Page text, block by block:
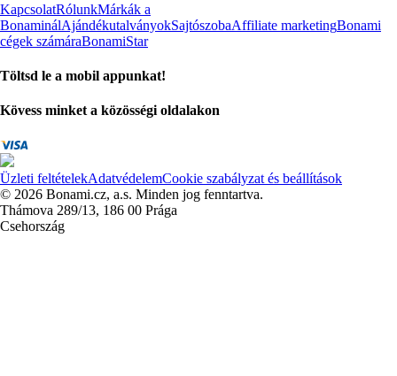
KapcsolatRólunkMárkák a
BonaminálAjándékutalványokSajtószobaAffiliate marketingBonami
cégek számáraBonamiStar
Töltsd le a mobil appunkat!
Kövess minket a közösségi oldalakon
Üzleti feltételekAdatvédelemCookie szabályzat és beállítások
© 2026 Bonami.cz, a.s. Minden jog fenntartva.
Thámova 289/13, 186 00 Prága
Csehország